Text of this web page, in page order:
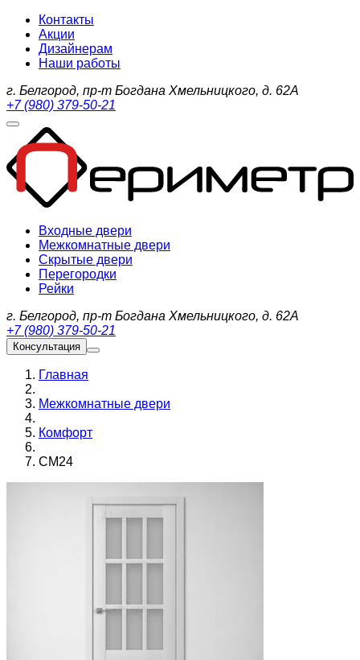
Контакты
Акции
Дизайнерам
Наши работы
г. Белгород, пр-т Богдана Хмельницкого, д. 62А
+7 (980) 379-50-21
Входные двери
Межкомнатные двери
Скрытые двери
Перегородки
Рейки
г. Белгород, пр-т Богдана Хмельницкого, д. 62А
+7 (980) 379-50-21
Консультация
Главная
Межкомнатные двери
Комфорт
CM24